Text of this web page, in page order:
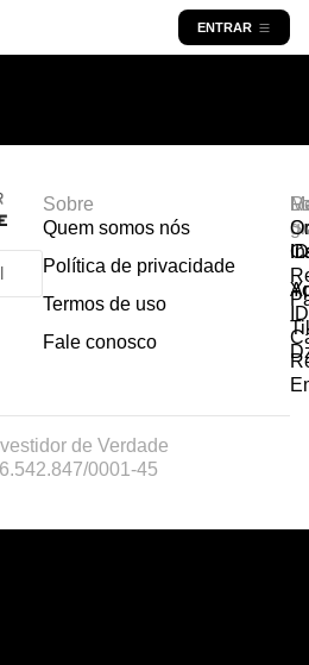
ENTRAR
Sobre
Quem somos nós
Política de privacidade
Termos de uso
Fale conosco
de Verdade
0001-45